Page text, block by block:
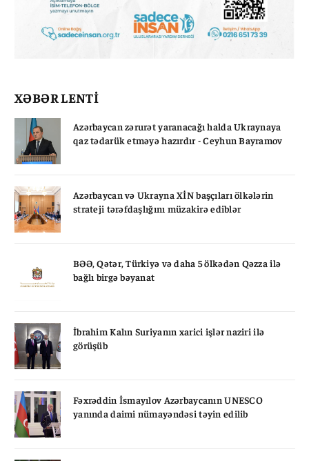
XƏBƏR LENTİ
Azərbaycan zərurət yaranacağı halda Ukraynaya
qaz tədarük etməyə hazırdır - Ceyhun Bayramov
Azərbaycan və Ukrayna XİN başçıları ölkələrin
strateji tərəfdaşlığını müzakirə ediblər
BƏƏ, Qətər, Türkiyə və daha 5 ölkədən Qəzza ilə
bağlı birgə bəyanat
İbrahim Kalın Suriyanın xarici işlər naziri ilə
görüşüb
Fəxrəddin İsmayılov Azərbaycanın UNESCO
yanında daimi nümayəndəsi təyin edilib